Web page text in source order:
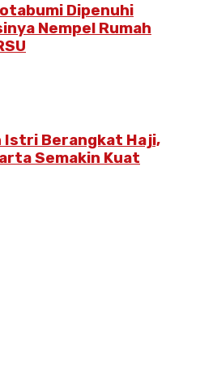
Dipenuhi
Nempel Rumah
Istri Berangkat Haji,
Semakin Kuat